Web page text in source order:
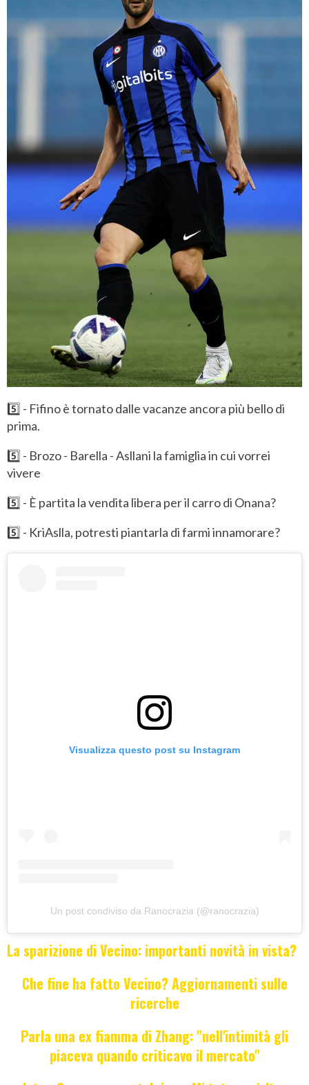
5️⃣ - Fifino è tornato dalle vacanze ancora più bello di
prima.
5️⃣ - Brozo - Barella - Asllani la famiglia in cui vorrei
vivere
5️⃣ - È partita la vendita libera per il carro di Onana?
5️⃣ - KriAslla, potresti piantarla di farmi innamorare?
Visualizza questo post su Instagram
Un post condiviso da Ranocrazia (@ranocrazia)
La sparizione di Vecino: importanti novità in vista?
Che fine ha fatto Vecino? Aggiornamenti sulle
ricerche
Parla una ex fiamma di Zhang: "nell'intimità gli
piaceva quando criticavo il mercato"